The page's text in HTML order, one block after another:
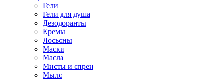
Гели
Гели для душа
Дезодоранты
Кремы
Лосьоны
Маски
Масла
Мисты и спреи
Мыло